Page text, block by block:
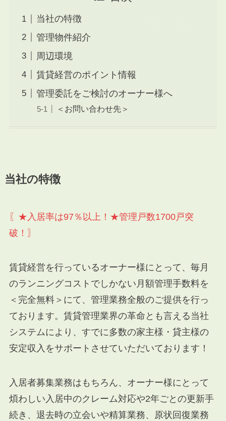
当社の特徴
管理物件紹介
周辺環境
賃貸経営のポイント情報
管理委託をご検討のオーナー様へ
＜お問い合わせ先＞
当社の特徴
〖★入居率は97％以上！★管理戸数1700戸突
破！〗
賃貸経営を行っているオーナー様にとって、毎月
のランニングコストでしかない月額管理手数料を
＜完全無料＞にて、管理業務全般のご提供を行っ
ております。賃貸管理業界の革命とも言える当社
システムにより、すでに多数の家主様・貸主様の
安定収入をサポートさせていただいております！
入居者募集業務はもちろん、オーナー様にとって
煩わしい入居中のクレーム対応や2年ごとの更新手
続き、退去時の立会いや精算業務、原状回復業務